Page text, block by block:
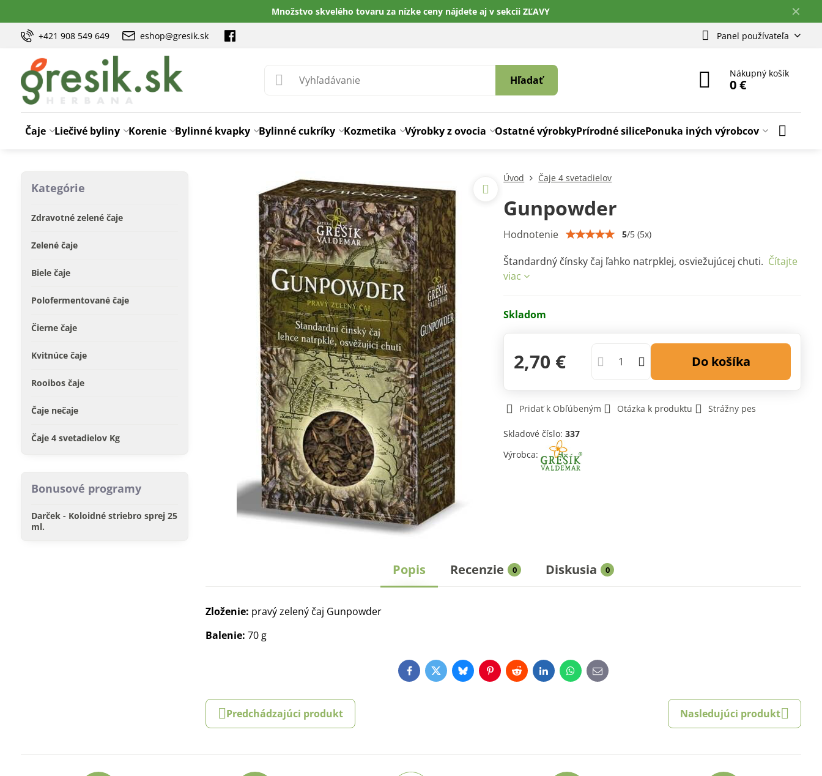
✕
Množstvo skvelého tovaru za nízke ceny nájdete aj v sekcii ZĽAVY
+421 908 549 649 eshop@gresik.sk Panel používateľa
Hľadať
Nákupný košík
0 €
Čaje Liečivé byliny Korenie Bylinné kvapky Bylinné cukríky Kozmetika Výrobky z ovocia Ostatné výrobkyPrírodné silicePonuka iných výrobcov
Úvod Čaje 4 svetadielov
Gunpowder
Hodnotenie 5/5 (5x)
Štandardný čínsky čaj ľahko natrpklej, osviežujúcej chuti. Čítajte
viac
Skladom
2,70 € Do košíka
Pridať k Obľúbeným Otázka k produktu Strážny pes
Skladové číslo:337
Výrobca:
Popis Recenzie 0 Diskusia 0
Zloženie: pravý zelený čaj Gunpowder
Balenie: 70 g
FacebookTwitterBlueskyPinterestRedditLinkedInWhatsApp
E-
mail
Predchádzajúci produkt Nasledujúci produkt
Kategórie
Zdravotné zelené čaje
Zelené čaje
Biele čaje
Polofermentované čaje
Čierne čaje
Kvitnúce čaje
Rooibos čaje
Čaje nečaje
Čaje 4 svetadielov Kg
Bonusové programy
Darček - Koloidné striebro sprej 25
ml.